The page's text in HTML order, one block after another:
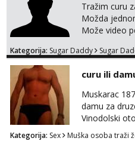
Tražim curu
Možda
Može video
ponude.
Eventualne
osobnosti i
@m49229
Kategorija: Sugar Daddy Sugar
curu ili
Muskarac
damu za
Vinodolski
Kategorija: Sex Muška osoba traži